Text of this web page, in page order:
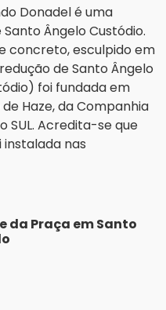
Donadel é uma
Ângelo Custódio.
concreto, esculpido em
de Santo Ângelo
foi fundada em
Haze, da Companhia
SUL. Acredita-se que
nas
da Praça em Santo